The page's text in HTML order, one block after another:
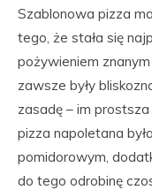
Szablonowa pizza
tego, że stała się
pożywieniem
zawsze były
zasadę – im
pizza napoletana
pomidorowym,
do tego odrobinę